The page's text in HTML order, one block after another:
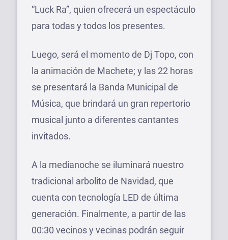
“Luck Ra”, quien ofrecerá un espectáculo
para todas y todos los presentes.
Luego, será el momento de Dj Topo, con
la animación de Machete; y las 22 horas
se presentará la Banda Municipal de
Música, que brindará un gran repertorio
musical junto a diferentes cantantes
invitados.
A la medianoche se iluminará nuestro
tradicional arbolito de Navidad, que
cuenta con tecnología LED de última
generación. Finalmente, a partir de las
00:30 vecinos y vecinas podrán seguir